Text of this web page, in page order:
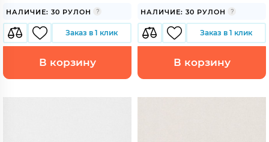
НАЛИЧИЕ: 30 РУЛОН
Заказ в 1 клик
В корзину
НАЛИЧИЕ: 30 РУЛОН
Заказ в 1 клик
В корзину